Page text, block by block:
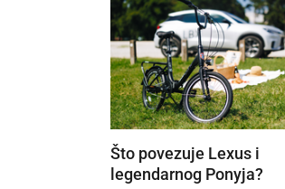
Što povezuje Lexus i
legendarnog Ponyja?